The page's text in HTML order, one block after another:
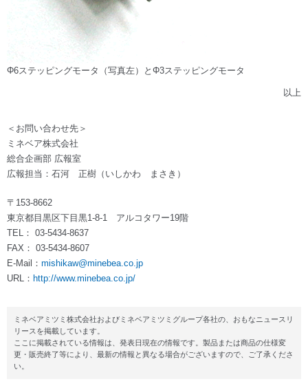
Φ6ステッピングモータ（写真左）と Φ3ステッピングモータ
以上
＜お問い合わせ先＞
ミネベア株式会社
総合企画部 広報室
広報担当：石河 正樹（いしかわ まさき）
〒153-8662
東京都目黒区下目黒1-8-1 アルコタワー19階
TEL： 03-5434-8637
FAX： 03-5434-8607
E-Mail： mishikaw@minebea.co.jp
URL： http://www.minebea.co.jp/
ミネベアミツミ株式会社およびミネベアミツミグループ各社の、おもなニュースリ
リースを掲載しています。
ここに掲載されている情報は、発表日現在の情報です。製品または商品の仕様変
更・販売終了等により、最新の情報と異なる場合がございますので、ご了承くださ
い。